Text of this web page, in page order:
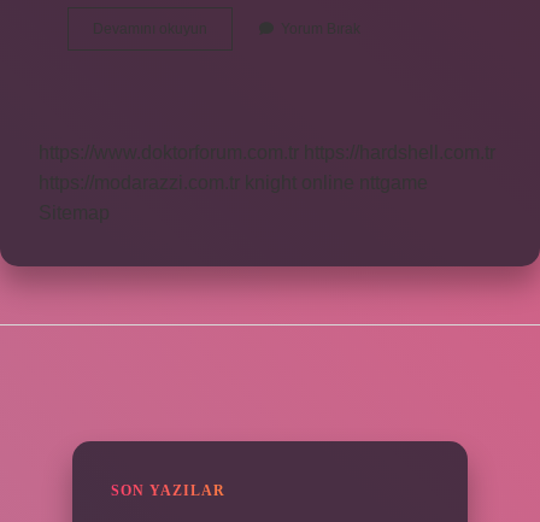
Devamını okuyun
Hızlı
Yorum Bırak
https://www.doktorforum.com.tr
https://hardshell.com.tr
https://modarazzi.com.tr
knight online
nttgame
Sitemap
SON YAZILAR